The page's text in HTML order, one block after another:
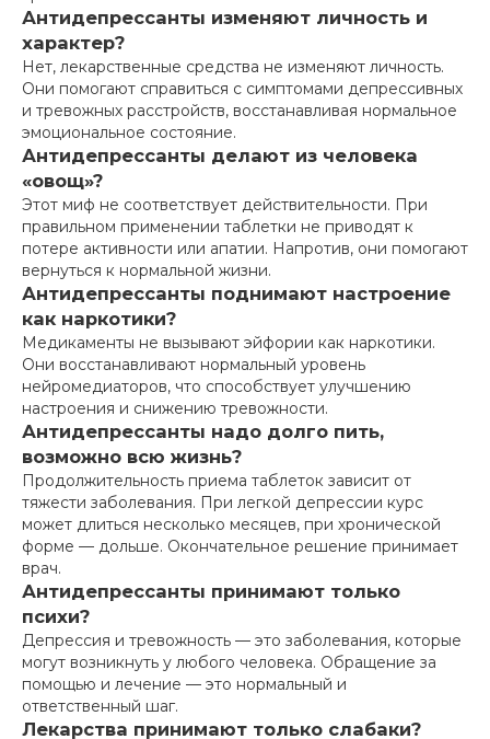
Антидепрессанты изменяют личность и
характер?
Нет, лекарственные средства не изменяют личность.
Они помогают справиться с симптомами депрессивных
и тревожных расстройств, восстанавливая нормальное
эмоциональное состояние.
Антидепрессанты делают из человека
«овощ»?
Этот миф не соответствует действительности. При
правильном применении таблетки не приводят к
потере активности или апатии. Напротив, они помогают
вернуться к нормальной жизни.
Антидепрессанты поднимают настроение
как наркотики?
Медикаменты не вызывают эйфории как наркотики.
Они восстанавливают нормальный уровень
нейромедиаторов, что способствует улучшению
настроения и снижению тревожности.
Антидепрессанты надо долго пить,
возможно всю жизнь?
Продолжительность приема таблеток зависит от
тяжести заболевания. При легкой депрессии курс
может длиться несколько месяцев, при хронической
форме — дольше. Окончательное решение принимает
врач.
Антидепрессанты принимают только
психи?
Депрессия и тревожность — это заболевания, которые
могут возникнуть у любого человека. Обращение за
помощью и лечение — это нормальный и
ответственный шаг.
Лекарства принимают только слабаки?